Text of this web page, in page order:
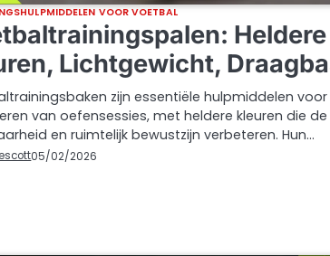
VOOR VOETBAL
Heldere
Lichtgewicht,
zijn essentiële hulpmiddelen
van oefensessies, met heldere kleuren die de
en ruimtelijk bewustzijn verbeteren. Hun…
05/02/2026